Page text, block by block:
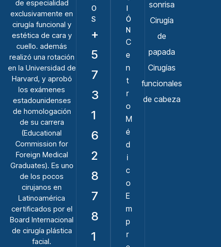
de especialidad
exclusivamente en
cirugía funcional y
estética de cara y
cuello. además
realizó una rotación
en la Universidad de
Harvard, y aprobó
los exámenes
estadounidenses
de homologación
de su carrera
(Educational
Commission for
Foreign Medical
Graduates). Es uno
de los pocos
cirujanos en
Latinoamérica
certificados por el
Board Internacional
de cirugía plástica
facial.
sonrisa
Cirugí­a
de
papada
Cirugías
funcionales
de cabeza
O
S
+
5
7
3
1
6
2
8
7
8
1
I
Ó
N
C
e
n
t
r
o
M
é
d
i
c
o
E
m
p
r